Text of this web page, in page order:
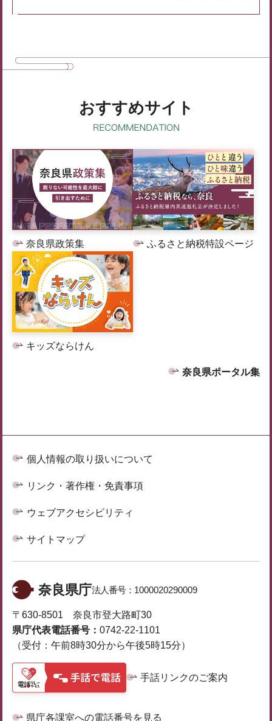
おすすめサイト
奈良県政策集 ふるさと納税特設ページ
キッズならけん
奈良県ポータル集
個人情報の取り扱いについて
リンク・著作権・免責事項
ウェブアクセシビリティ
サイトマップ
奈良県庁法人番号： 1000020290009
〒630-8501 奈良市登大路町30
県庁代表電話番号： 0742-22-1101
（受付：午前8時30分から午後5時15分）
手話リンクのご案内
県庁各課室への電話番号を見る